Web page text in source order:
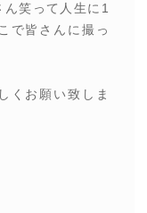
笑って人生に1
で皆さんに撮っ
くお願い致しま